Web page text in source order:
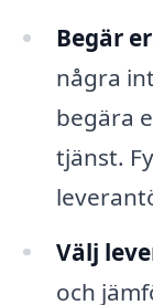
Begär
några
begära
tjänst.
Välj
och